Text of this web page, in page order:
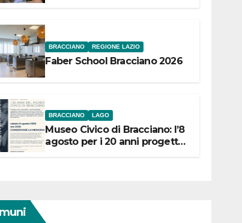
BRACCIANO REGIONE LAZIO
Faber School Bracciano 2026
BRACCIANO LAGO
Museo Civico di Bracciano: l’8
agosto per i 20 anni progetto